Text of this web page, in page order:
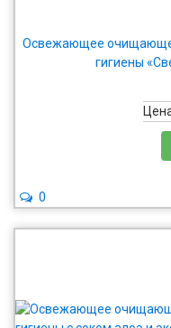
Освежающее
гигиены
0